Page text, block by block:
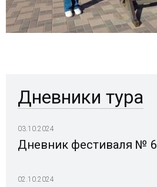
Дневники тура
03.10.2024
Дневник фестиваля № 6
02.10.2024